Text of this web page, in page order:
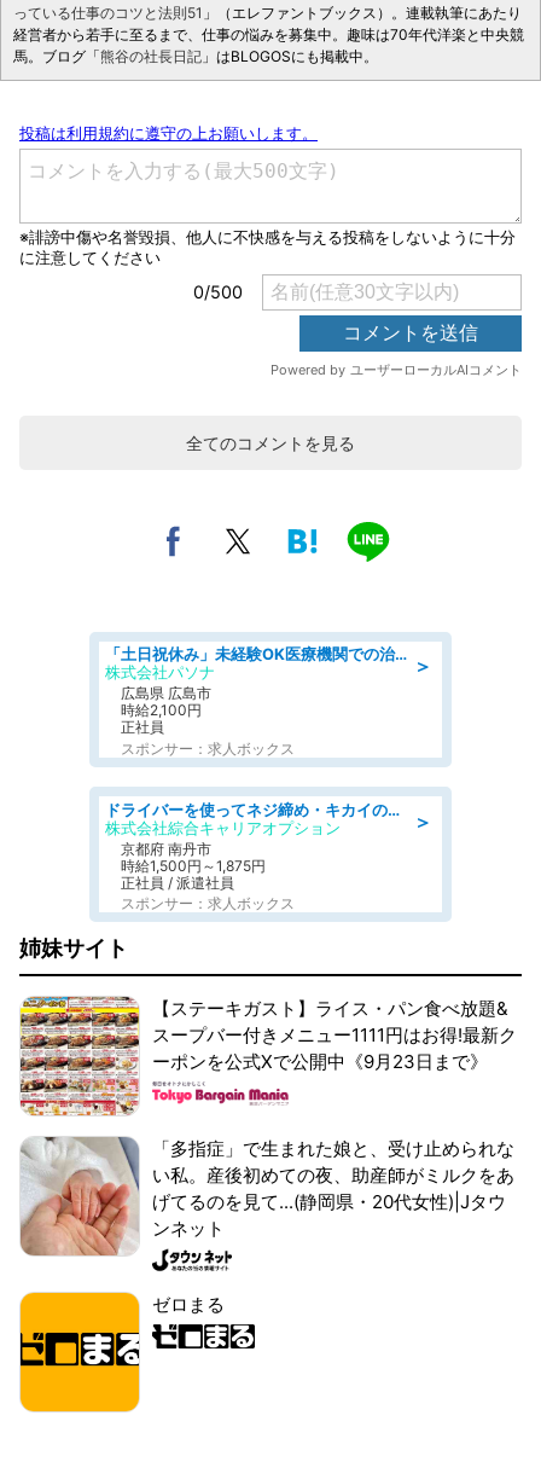
っている仕事のコツと法則51 」（エレファントブックス）。連載執筆にあたり
経営者から若手に至るまで、仕事の悩みを募集中。趣味は70年代洋楽と中央競
馬。ブログ「熊谷の社長日記 」はBLOGOSにも掲載中。
全てのコメントを見る
＞
「土日祝休み」未経験OK医療機関での治験コーディネーターのお仕事
株式会社パソナ
広島県 広島市
時給2,100円
正社員
スポンサー：求人ボックス
＞
ドライバーを使ってネジ締め・キカイのボタン操作/履歴書不要
株式会社綜合キャリアオプション
京都府 南丹市
時給1,500円～1,875円
正社員 / 派遣社員
スポンサー：求人ボックス
姉妹サイト
【ステーキガスト】ライス・パン食べ放題&
スープバー付きメニュー1111円はお得!最新ク
ーポンを公式Xで公開中《9月23日まで》
「多指症」で生まれた娘と、受け止められな
い私。産後初めての夜、助産師がミルクをあ
げてるのを見て...(静岡県・20代女性)|Jタウ
ンネット
ゼロまる